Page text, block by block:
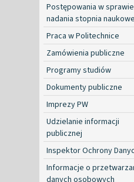
Postępowania w sprawie
nadania stopnia
Praca w Politechnice
Zamówienia publiczne
Programy studiów
Dokumenty publiczne
Imprezy PW
Udzielanie informacji
publicznej
Inspektor Ochrony
Informacje o
danych osobowych